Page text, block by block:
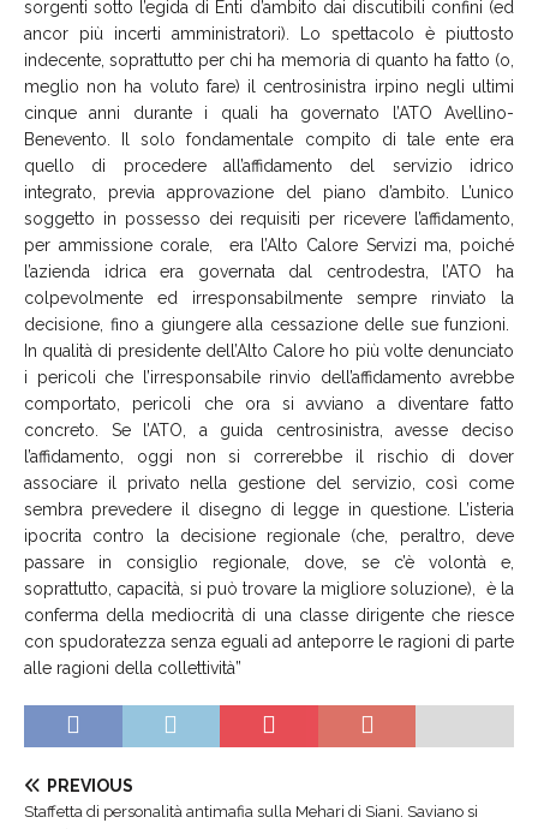
sorgenti sotto l’egida di Enti d’ambito dai discutibili confini (ed
ancor più incerti amministratori). Lo spettacolo è piuttosto
indecente, soprattutto per chi ha memoria di quanto ha fatto (o,
meglio non ha voluto fare) il centrosinistra irpino negli ultimi
cinque anni durante i quali ha governato l’ATO Avellino-
Benevento. Il solo fondamentale compito di tale ente era
quello di procedere all’affidamento del servizio idrico
integrato, previa approvazione del piano d’ambito. L’unico
soggetto in possesso dei requisiti per ricevere l’affidamento,
per ammissione corale, era l’Alto Calore Servizi ma, poiché
l’azienda idrica era governata dal centrodestra, l’ATO ha
colpevolmente ed irresponsabilmente sempre rinviato la
decisione, fino a giungere alla cessazione delle sue funzioni.
In qualità di presidente dell’Alto Calore ho più volte denunciato
i pericoli che l’irresponsabile rinvio dell’affidamento avrebbe
comportato, pericoli che ora si avviano a diventare fatto
concreto. Se l’ATO, a guida centrosinistra, avesse deciso
l’affidamento, oggi non si correrebbe il rischio di dover
associare il privato nella gestione del servizio, così come
sembra prevedere il disegno di legge in questione. L’isteria
ipocrita contro la decisione regionale (che, peraltro, deve
passare in consiglio regionale, dove, se c’è volontà e,
soprattutto, capacità, si può trovare la migliore soluzione), è la
conferma della mediocrità di una classe dirigente che riesce
con spudoratezza senza eguali ad anteporre le ragioni di parte
alle ragioni della collettività”
PREVIOUS
Staffetta di personalità antimafia sulla Mehari di Siani. Saviano si